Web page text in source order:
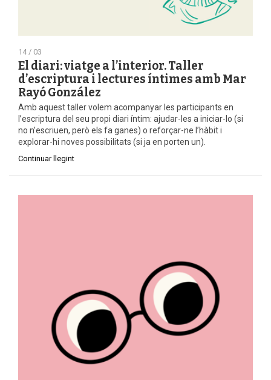
14 / 03
El diari: viatge a l’interior. Taller
d’escriptura i lectures íntimes amb Mar
Rayó González
Amb aquest taller volem acompanyar les participants en
l’escriptura del seu propi diari íntim: ajudar-les a iniciar-lo (si
no n’escriuen, però els fa ganes) o reforçar-ne l’hàbit i
explorar-hi noves possibilitats (si ja en porten un).
Continuar llegint